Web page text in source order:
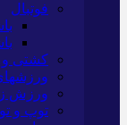
فوتبال
کشتی و
ورزش
توپ و